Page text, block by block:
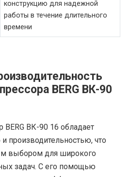
конструкцию для надежной
работы в течение длительного
времени
BERG ВК-90
BERG ВК-90 16 обладает
производительностью, что
выбором для широкого
задач. С его помощью